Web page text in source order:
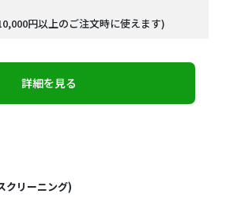
円以上のご注文時に使えます)
詳細を見る
クリーニング)